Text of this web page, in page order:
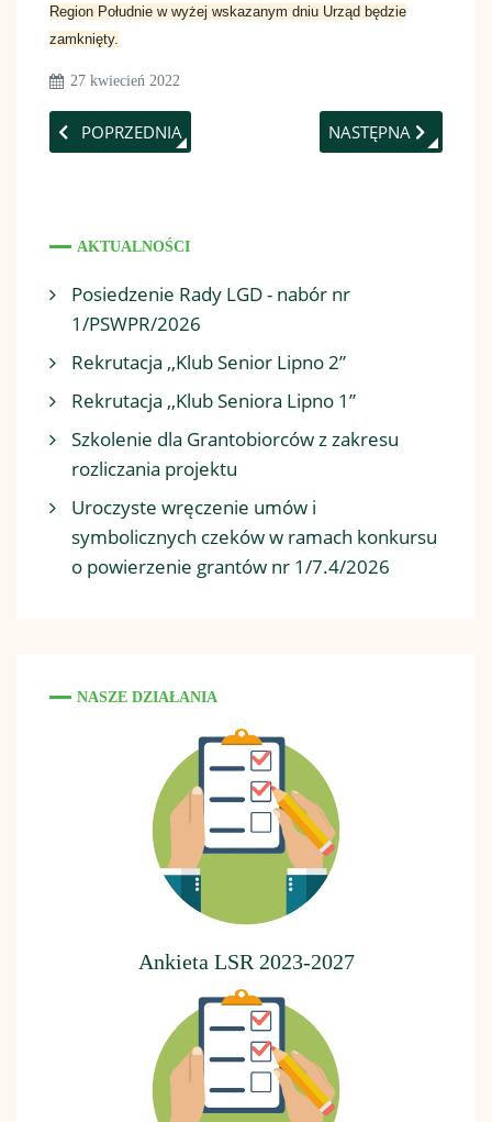
Region Południe w wyżej wskazanym dniu Urząd będzie
zamknięty.
27 kwiecień 2022
POPRZEDNIA STRONA: WALNE ZEBRANIE
POPRZEDNIA NASTĘPNA STRONA:
NASTĘPNA
AKTUALNOŚCI
Posiedzenie Rady LGD - nabór nr
1/PSWPR/2026
Rekrutacja ,,Klub Senior Lipno 2”
Rekrutacja ,,Klub Seniora Lipno 1”
Szkolenie dla Grantobiorców z zakresu
rozliczania projektu
Uroczyste wręczenie umów i
symbolicznych czeków w ramach konkursu
o powierzenie grantów nr 1/7.4/2026
NASZE DZIAŁANIA
Ankieta LSR 2023-2027